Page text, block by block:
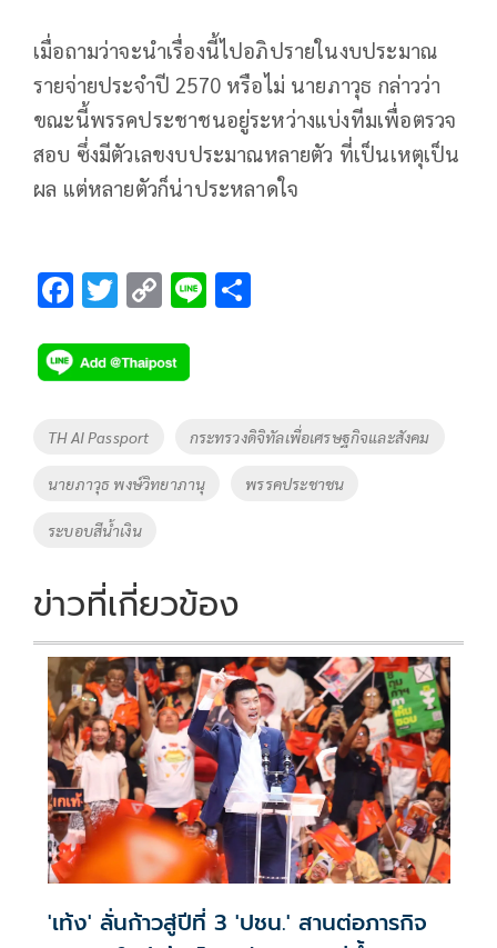
เมื่อถามว่าจะนำเรื่องนี้ไปอภิปรายในงบประมาณ
รายจ่ายประจำปี 2570 หรือไม่ นายภาวุธ กล่าวว่า
ขณะนี้พรรคประชาชนอยู่ระหว่างแบ่งทีมเพื่อตรวจ
สอบ ซึ่งมีตัวเลขงบประมาณหลายตัว ที่เป็นเหตุเป็น
ผล แต่หลายตัวก็น่าประหลาดใจ
F
e
b
o
k
T
tt
er
C
p
y
Li
k
Li
Tags
TH AI Passport กระทรวงดิจิทัลเพื่อเศรษฐกิจและสังคม
นายภาวุธ พงษ์วิทยาภานุ พรรคประชาชน
ระบอบสีน้ำเงิน
ข่าวที่เกี่ยวข้อง
'เท้ง' ลั่นก้าวสู่ปีที่ 3 'ปชน.' สานต่อภารกิจ